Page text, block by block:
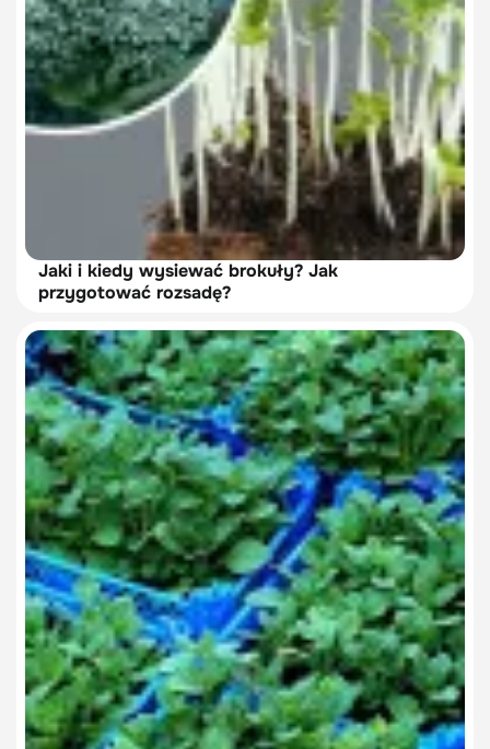
Jaki i kiedy wysiewać brokuły? Jak
przygotować rozsadę?